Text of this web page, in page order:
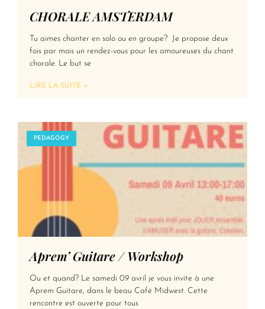
CHORALE AMSTERDAM
Tu aimes chanter en solo ou en groupe? Je propose deux
fois par mois un rendez-vous pour les amoureuses du chant
chorale. Le but se
LIRE LA SUITE »
PEDAGOGY
Aprem’ Guitare / Workshop
Ou et quand? Le samedi 09 avril je vous invite à une
Aprem Guitare, dans le beau Café Midwest. Cette
rencontre est ouverte pour tous